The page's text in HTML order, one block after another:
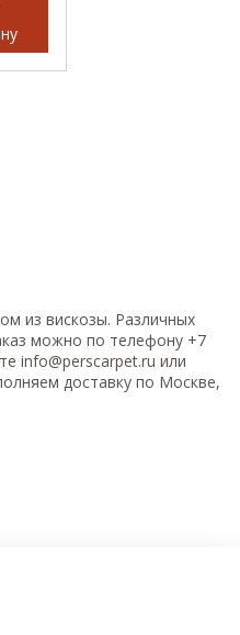
из вискозы. Различных
можно по телефону +7
info@perscarpet.ru или
доставку по Москве,